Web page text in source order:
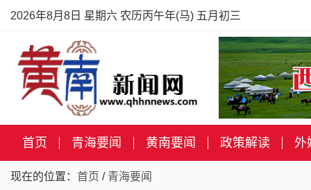
2026年8月8日 星期六 农历丙午年(马) 五月初三
首页 青海要闻 黄南要闻 政策解读 外
现在的位置： 首页 / 青海要闻